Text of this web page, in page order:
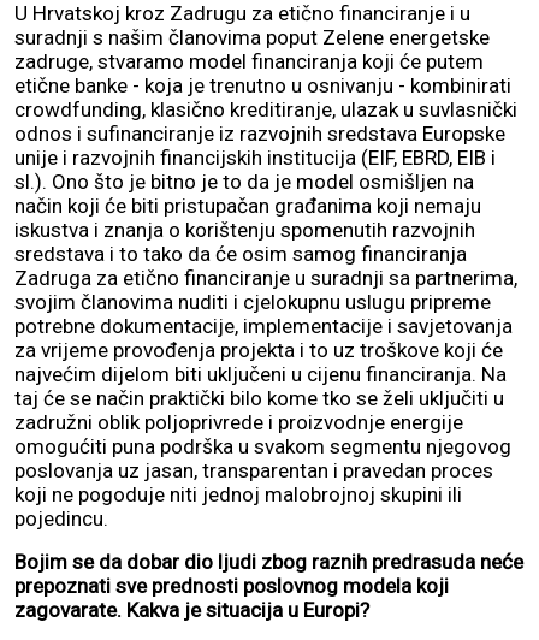
U Hrvatskoj kroz Zadrugu za etično financiranje i u
suradnji s našim članovima poput Zelene energetske
zadruge, stvaramo model financiranja koji će putem
etične banke - koja je trenutno u osnivanju - kombinirati
crowdfunding, klasično kreditiranje, ulazak u suvlasnički
odnos i sufinanciranje iz razvojnih sredstava Europske
unije i razvojnih financijskih institucija (EIF, EBRD, EIB i
sl.). Ono što je bitno je to da je model osmišljen na
način koji će biti pristupačan građanima koji nemaju
iskustva i znanja o korištenju spomenutih razvojnih
sredstava i to tako da će osim samog financiranja
Zadruga za etično financiranje u suradnji sa partnerima,
svojim članovima nuditi i cjelokupnu uslugu pripreme
potrebne dokumentacije, implementacije i savjetovanja
za vrijeme provođenja projekta i to uz troškove koji će
najvećim dijelom biti uključeni u cijenu financiranja. Na
taj će se način praktički bilo kome tko se želi uključiti u
zadružni oblik poljoprivrede i proizvodnje energije
omogućiti puna podrška u svakom segmentu njegovog
poslovanja uz jasan, transparentan i pravedan proces
koji ne pogoduje niti jednoj malobrojnoj skupini ili
pojedincu.
Bojim se da dobar dio ljudi zbog raznih predrasuda neće
prepoznati sve prednosti poslovnog modela koji
zagovarate. Kakva je situacija u Europi?